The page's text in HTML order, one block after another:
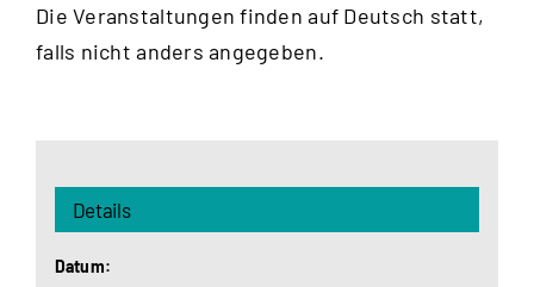
Die Veranstaltungen finden auf Deutsch statt,
falls nicht anders angegeben.
Details
Datum: